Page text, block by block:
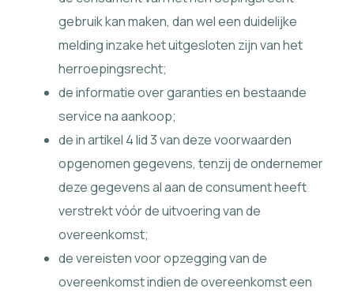
gebruik kan maken, dan wel een duidelijke
melding inzake het uitgesloten zijn van het
herroepingsrecht;
de informatie over garanties en bestaande
service na aankoop;
de in artikel 4 lid 3 van deze voorwaarden
opgenomen gegevens, tenzij de ondernemer
deze gegevens al aan de consument heeft
verstrekt vóór de uitvoering van de
overeenkomst;
de vereisten voor opzegging van de
overeenkomst indien de overeenkomst een